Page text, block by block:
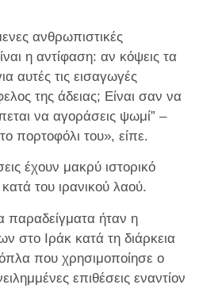
ανθρωπιστικές
η αντίφαση: αν κόψεις τα
αυτές τις εισαγωγές
της άδειας; Είναι σαν να
να αγοράσεις ψωμί” –
πορτοφόλι του», είπε.
έχουν μακρύ ιστορικό
του ιρανικού λαού.
παραδείγματα ήταν η
στο Ιράκ κατά τη διάρκεια
που χρησιμοποίησε ο
επιθέσεις εναντίον